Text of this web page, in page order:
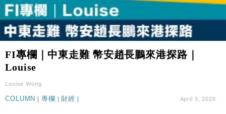
FI專欄｜中東走難 幣安趙長鵬來港探路｜
Louise
Louise Wong
COLUMN 專欄 財經 April 3, 2026